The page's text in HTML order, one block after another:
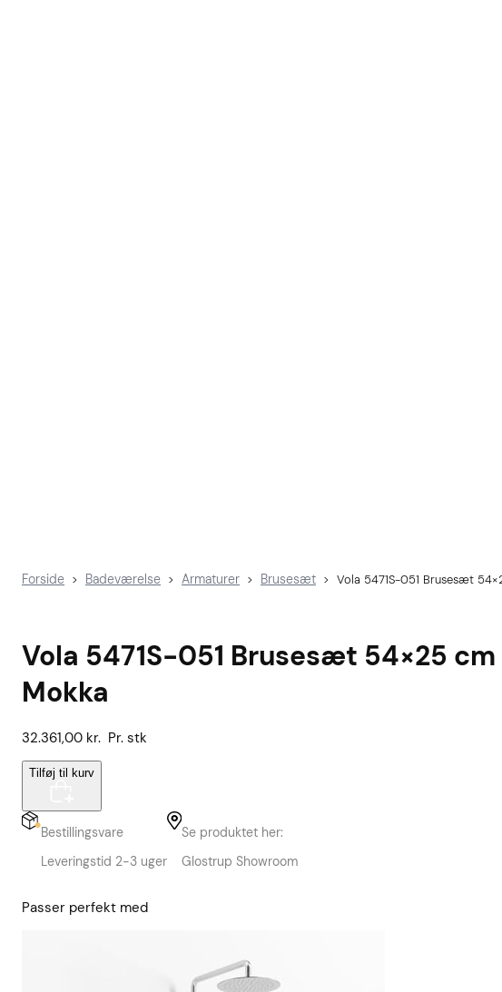
Forside > Badeværelse > Armaturer > Brusesæt > Vola 5471S-051 Brusesæt
Vola 5471S-051 Brusesæt 54×25 cm
Mokka
32.361,00 kr. Pr. stk
Tilføj til kurv
Bestillingsvare
Leveringstid 2-3 uger
Se produktet her:
Glostrup Showroom
Passer perfekt med